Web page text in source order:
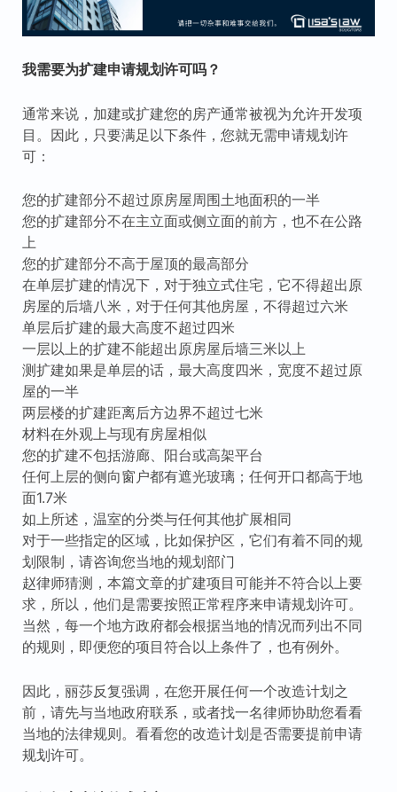
我需要为扩建申请规划许可吗？
通常来说，加建或扩建您的房产通常被视为允许开发项
目。因此，只要满足以下条件，您就无需申请规划许
可：
您的扩建部分不超过原房屋周围土地面积的一半
您的扩建部分不在主立面或侧立面的前方，也不在公路
上
您的扩建部分不高于屋顶的最高部分
在单层扩建的情况下，对于独立式住宅，它不得超出原
房屋的后墙八米，对于任何其他房屋，不得超过六米
单层后扩建的最大高度不超过四米
一层以上的扩建不能超出原房屋后墙三米以上
测扩建如果是单层的话，最大高度四米，宽度不超过原
屋的一半
两层楼的扩建距离后方边界不超过七米
材料在外观上与现有房屋相似
您的扩建不包括游廊、阳台或高架平台
任何上层的侧向窗户都有遮光玻璃；任何开口都高于地
面1.7米
如上所述，温室的分类与任何其他扩展相同
对于一些指定的区域，比如保护区，它们有着不同的规
划限制，请咨询您当地的规划部门
赵律师猜测，本篇文章的扩建项目可能并不符合以上要
求，所以，他们是需要按照正常程序来申请规划许可。
当然，每一个地方政府都会根据当地的情况而列出不同
的规则，即便您的项目符合以上条件了，也有例外。
因此，丽莎反复强调，在您开展任何一个改造计划之
前，请先与当地政府联系，或者找一名律师协助您看看
当地的法律规则。看看您的改造计划是否需要提前申请
规划许可。